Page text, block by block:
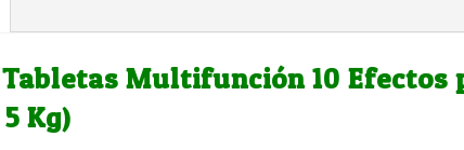
Multifunción 10 Efectos
Kg)